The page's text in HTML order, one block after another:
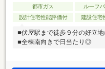
都市ガス ルーフ
設計住宅性能評価付
建設住宅
■伏屋駅まで徒歩９分の好立
■全棟南向きで日当たり◎